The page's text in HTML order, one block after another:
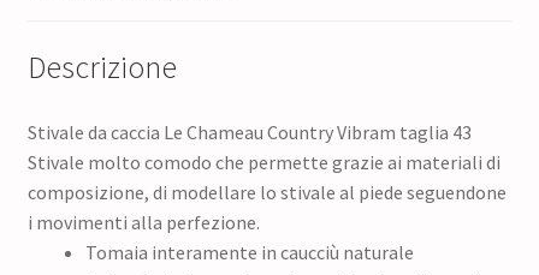
Descrizione
Stivale da caccia Le Chameau Country Vibram taglia 43
Stivale molto comodo che permette grazie ai materiali di
composizione, di modellare lo stivale al piede seguendone
i movimenti alla perfezione.
Tomaia interamente in caucciù naturale